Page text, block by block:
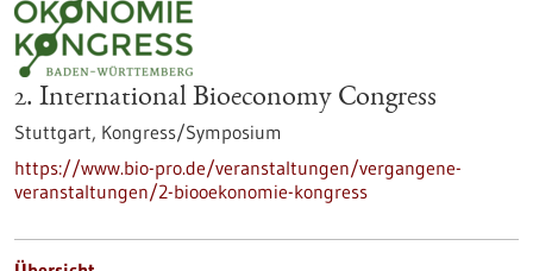
2. International Bioeconomy Congress
Stuttgart, Kongress/Symposium
https://www.bio-pro.de/veranstaltungen/vergangene-
veranstaltungen/2-biooekonomie-kongress